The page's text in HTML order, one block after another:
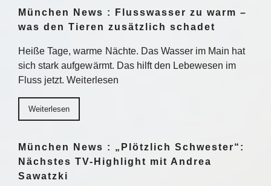
München News : Flusswasser zu warm –
was den Tieren zusätzlich schadet
Heiße Tage, warme Nächte. Das Wasser im Main hat
sich stark aufgewärmt. Das hilft den Lebewesen im
Fluss jetzt. Weiterlesen
Weiterlesen
München News : „Plötzlich Schwester“:
Nächstes TV-Highlight mit Andrea
Sawatzki